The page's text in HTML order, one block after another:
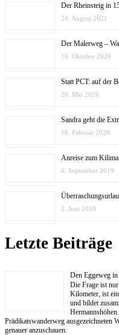
Der Rheinsteig in
24. August 2021
Der Malerweg –
10. Oktober 2020
Statt PCT: auf der
20. Mai 2020
Sandra geht die
16. Februar 2020
Anreise zum
6. September 2019
2. Juni 2019
Letzte Beiträge
Den Eggeweg
Die Frage ist
Kilometer, ist
und bildet
Prädikatswanderweg ausgezeichneten
genauer anzuschauen.